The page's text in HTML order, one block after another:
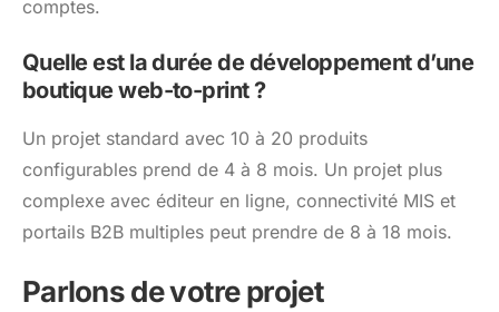
comptes.
Quelle est la durée de développement d’une
boutique web-to-print ?
Un projet standard avec 10 à 20 produits
configurables prend de 4 à 8 mois. Un projet plus
complexe avec éditeur en ligne, connectivité MIS et
portails B2B multiples peut prendre de 8 à 18 mois.
Parlons de votre projet